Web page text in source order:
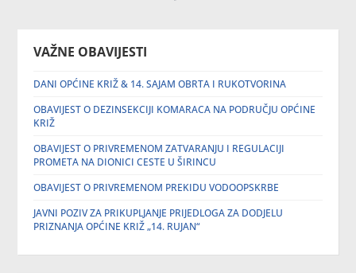
VAŽNE OBAVIJESTI
DANI OPĆINE KRIŽ & 14. SAJAM OBRTA I RUKOTVORINA
OBAVIJEST O DEZINSEKCIJI KOMARACA NA PODRUČJU OPĆINE
KRIŽ
OBAVIJEST O PRIVREMENOM ZATVARANJU I REGULACIJI
PROMETA NA DIONICI CESTE U ŠIRINCU
OBAVIJEST O PRIVREMENOM PREKIDU VODOOPSKRBE
JAVNI POZIV ZA PRIKUPLJANJE PRIJEDLOGA ZA DODJELU
PRIZNANJA OPĆINE KRIŽ „14. RUJAN“